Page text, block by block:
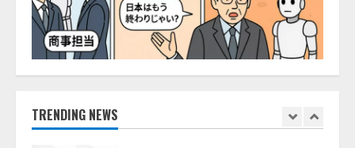
TRENDING NEWS
5
2026/08/06/14:54:32
1
【開催報告】次世代AIプラットフ
ォーム「TAIZA」および新サービ